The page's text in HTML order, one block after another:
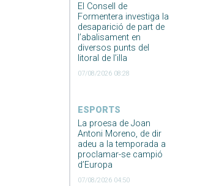
El Consell de
Formentera investiga la
desaparició de part de
l’abalisament en
diversos punts del
litoral de l’illa
07/08/2026 08:28
ESPORTS
La proesa de Joan
Antoni Moreno, de dir
adeu a la temporada a
proclamar-se campió
d’Europa
07/08/2026 04:50